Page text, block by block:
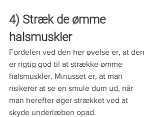
4) Stræk de ømme
halsmuskler
Fordelen ved den her øvelse er, at den
er rigtig god til at strække ømme
halsmuskler. Minusset er, at man
risikerer at se en smule dum ud, når
man herefter øger strækket ved at
skyde underlæben opad.